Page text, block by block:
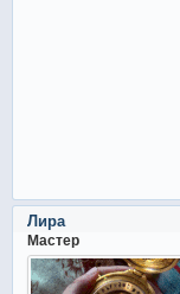
Лира
Мастер